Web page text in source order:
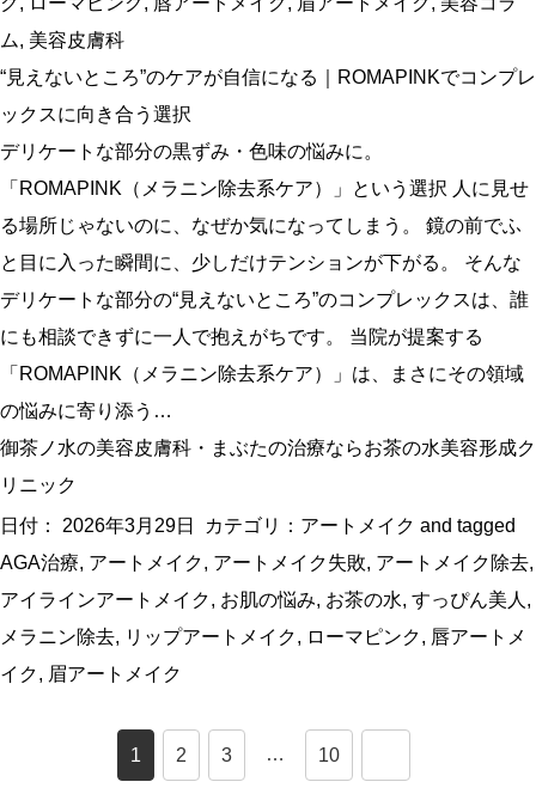
ム, 美容皮膚科
“見えないところ”のケアが自信になる｜ROMAPINKでコンプレ
ックスに向き合う選択
デリケートな部分の黒ずみ・色味の悩みに。
「ROMAPINK（メラニン除去系ケア）」という選択 人に見せ
る場所じゃないのに、なぜか気になってしまう。 鏡の前でふ
と目に入った瞬間に、少しだけテンションが下がる。 そんな
デリケートな部分の“見えないところ”のコンプレックスは、誰
にも相談できずに一人で抱えがちです。 当院が提案する
「ROMAPINK（メラニン除去系ケア）」は、まさにその領域
の悩みに寄り添う…
御茶ノ水の美容皮膚科・まぶたの治療ならお茶の水美容形成ク
リニック
日付： 2026年3月29日 カテゴリ： アートメイク and tagged
AGA治療, アートメイク, アートメイク失敗, アートメイク除去,
アイラインアートメイク, お肌の悩み, お茶の水, すっぴん美人 ,
メラニン除去, リップアートメイク, ローマピンク, 唇アートメ
イク, 眉アートメイク
1 2 3 … 10